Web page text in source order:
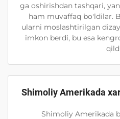
ga oshirishdan tashqari,
ham muvaffaq bo'ldilar.
ularni moslashtirilgan
imkon berdi, bu esa
Shimoliy Amerikada
Shimoliy Amerikada